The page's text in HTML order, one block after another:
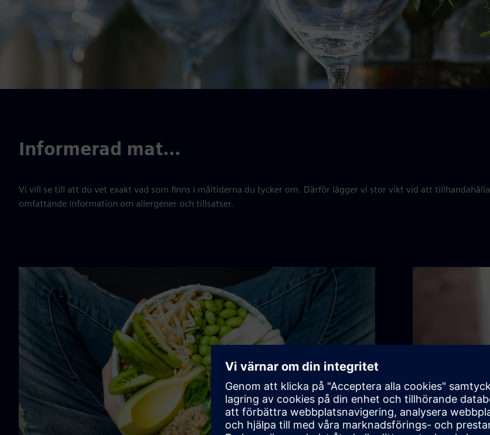
Informerad mat...
Vi vill se till att du vet exakt vad som finns i måltiderna du tycker om. Därför lägger vi stor vikt vid att tillhandahålla
omfattande information om allergener och tillsatser.